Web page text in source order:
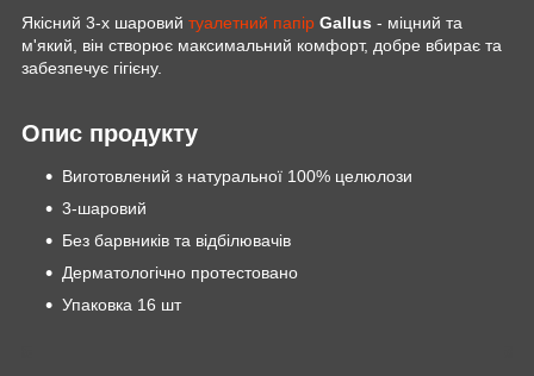
Якісний 3-х шаровий туалетний папір Gallus - міцний та
м'який, він створює максимальний комфорт, добре вбирає та
забезпечує гігієну.
Опис продукту
Виготовлений з натуральної 100% целюлози
3-шаровий
Без барвників та відбілювачів
Дерматологічно протестовано
Упаковка 16 шт